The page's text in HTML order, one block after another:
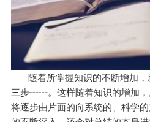
随着所掌握知识的不断增加
三步┄┄。这样随着知识的增加，
将逐步由片面的向系统的、科学